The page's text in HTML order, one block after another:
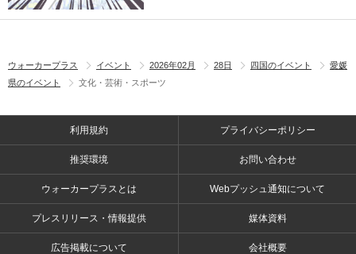
ウォーカープラス イベント 2026年02月 28日 四国のイベント
愛媛
県のイベント
文化・芸術・スポーツ
利用規約 プライバシーポリシー
推奨環境 お問い合わせ
ウォーカープラスとは Webプッシュ通知について
プレスリリース・情報提供 媒体資料
広告掲載について 会社概要